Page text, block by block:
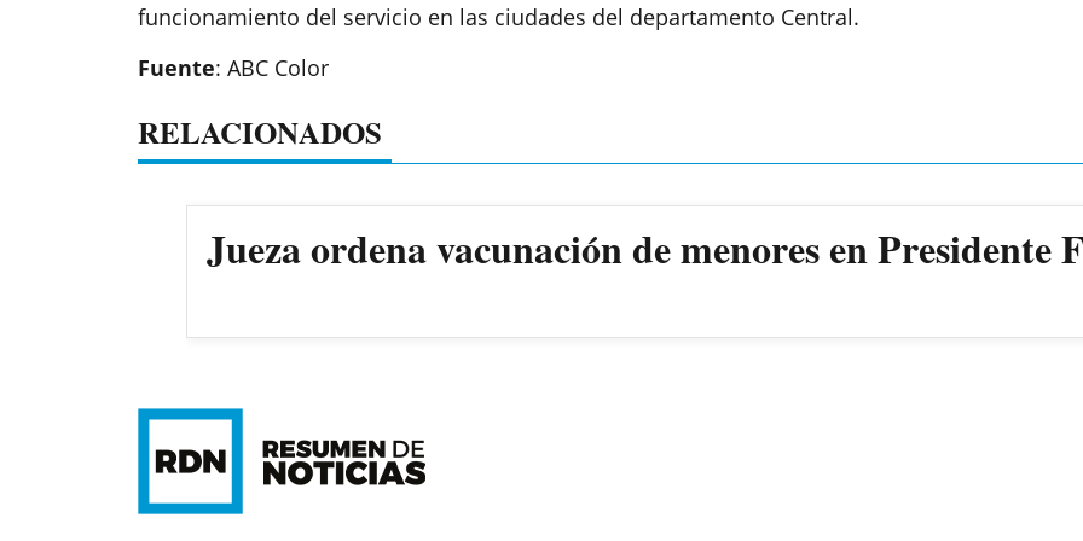
funcionamiento del servicio en las ciudades del departamento Central.
Fuente: ABC Color
RELACIONADOS
Jueza ordena vacunación de menores en Presidente